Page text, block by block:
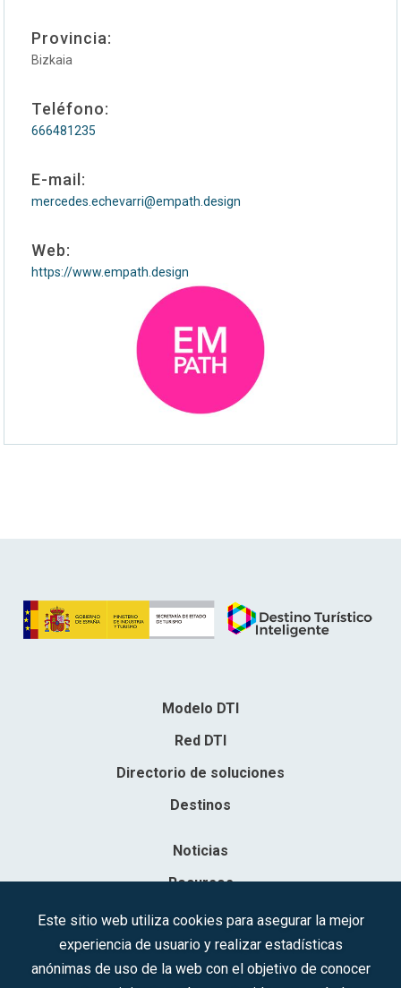
Provincia:
Bizkaia
Teléfono:
666481235
E-mail:
mercedes.echevarri@empath.design
Web:
https://www.empath.design
Modelo DTI
Red DTI
Directorio de soluciones
Destinos
Noticias
Recursos
Contacto
Sociedad Mercantil Estatal para la Gestión de la Innovación y las
Este sitio web utiliza cookies para asegurar la mejor
experiencia de usuario y realizar estadísticas
anónimas de uso de la web con el objetivo de conocer